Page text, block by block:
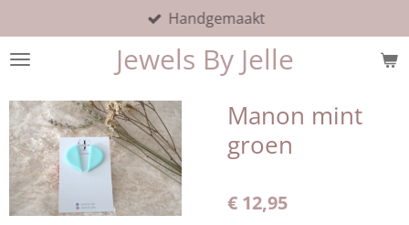
direct
naar
hoofdinhoud
Jewels By Jelle
Handgemaakt
Manon mint
groen
€ 12,95